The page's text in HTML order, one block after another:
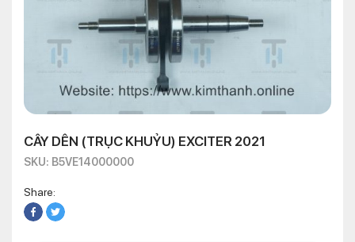
CÂY DÊN (TRỤC KHUỶU) EXCITER 2021
SKU: B5VE14000000
Share: